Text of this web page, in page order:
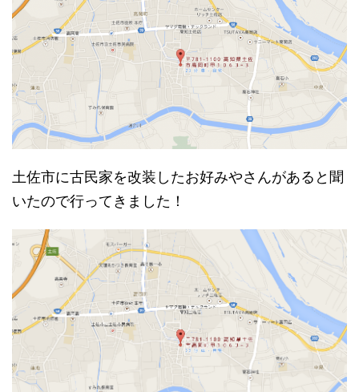
土佐市に古民家を改装したお好みやさんがあると聞
いたので行ってきました！